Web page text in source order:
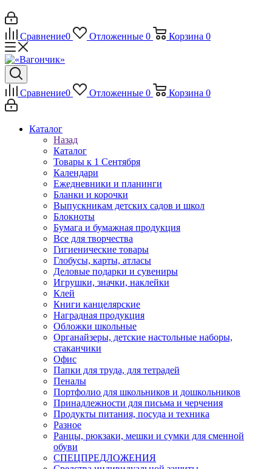
Сравнение0 Отложенные 0 Корзина 0
Сравнение0 Отложенные 0 Корзина 0
Каталог
Назад
Каталог
Товары к 1 Сентября
Календари
Ежедневники и планинги
Бланки и корочки
Выпускникам детских садов и школ
Блокноты
Бумага и бумажная продукция
Все для творчества
Гигиенические товары
Глобусы, карты, атласы
Деловые подарки и сувениры
Игрушки, значки, наклейки
Клей
Книги канцелярские
Наградная продукция
Обложки школьные
Органайзеры, детские настольные наборы,
стаканчики
Офис
Папки для труда, для тетрадей
Пеналы
Портфолио для школьников и дошкольников
Принадлежности для письма и черчения
Продукты питания, посуда и техника
Разное
Ранцы, рюкзаки, мешки и сумки для сменной
обуви
СПЕЦПРЕДЛОЖЕНИЯ